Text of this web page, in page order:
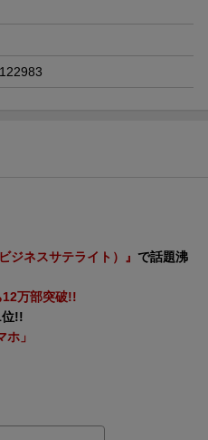
ジネスサテライト）』 で話題沸
12万部突破!!
位!!
」
わかる！」